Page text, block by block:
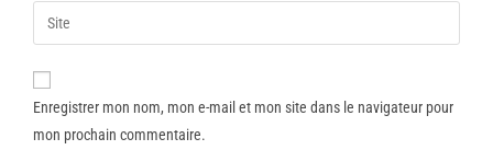
Enregistrer mon nom, mon e-mail et mon site dans le navigateur pour
mon prochain commentaire.